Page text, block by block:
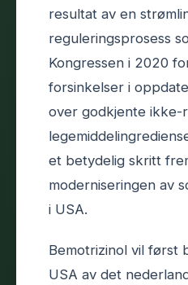
resultat av en
reguleringsprosess
Kongressen i 2020
forsinkelser i
over godkjente ikke-
et betydelig skritt
moderniseringen av
i USA.
Bemotrizinol vil først
USA av det